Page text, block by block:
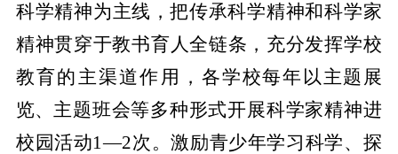
科学精神为主线 ，把传承科学精神和科学家
精神贯穿于教书育人全链条，充分发挥学校
教育的主渠道作用，各学校每年以主题展
览、 主题班会等多种形式开展科学家精神进
校园活动1—2次。激励青少年学习科学、探